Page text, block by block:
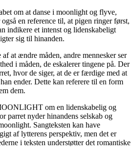
om at danse i moonlight og flyve,
en reference til, at pigen ringer først,
indikere et intenst og lidenskabeligt
sig til hinanden.
at ændre måden, andre mennesker ser
i måden, de eskalerer tingene på. Der
hvor de siger, at de er færdige med at
ender. Dette kan referere til en form
dem.
om en lidenskabelig og
parret nyder hinandens selskab og
Sangteksten kan have
af lytterens perspektiv, men det er
i teksten understøtter det romantiske